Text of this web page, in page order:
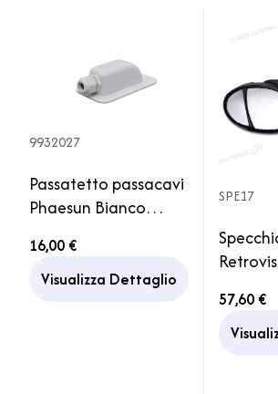
9932027
Passatetto passacavi
Phaesun Bianco
16,00 €
Visualizza Dettaglio
SPE17
DUAL
57,60 €